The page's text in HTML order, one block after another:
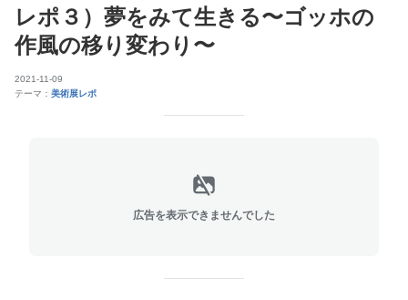
レポ３）夢をみて生きる〜ゴッホの
作風の移り変わり〜
2021-11-09
テーマ： 美術展レポ
広告を表示できませんでした